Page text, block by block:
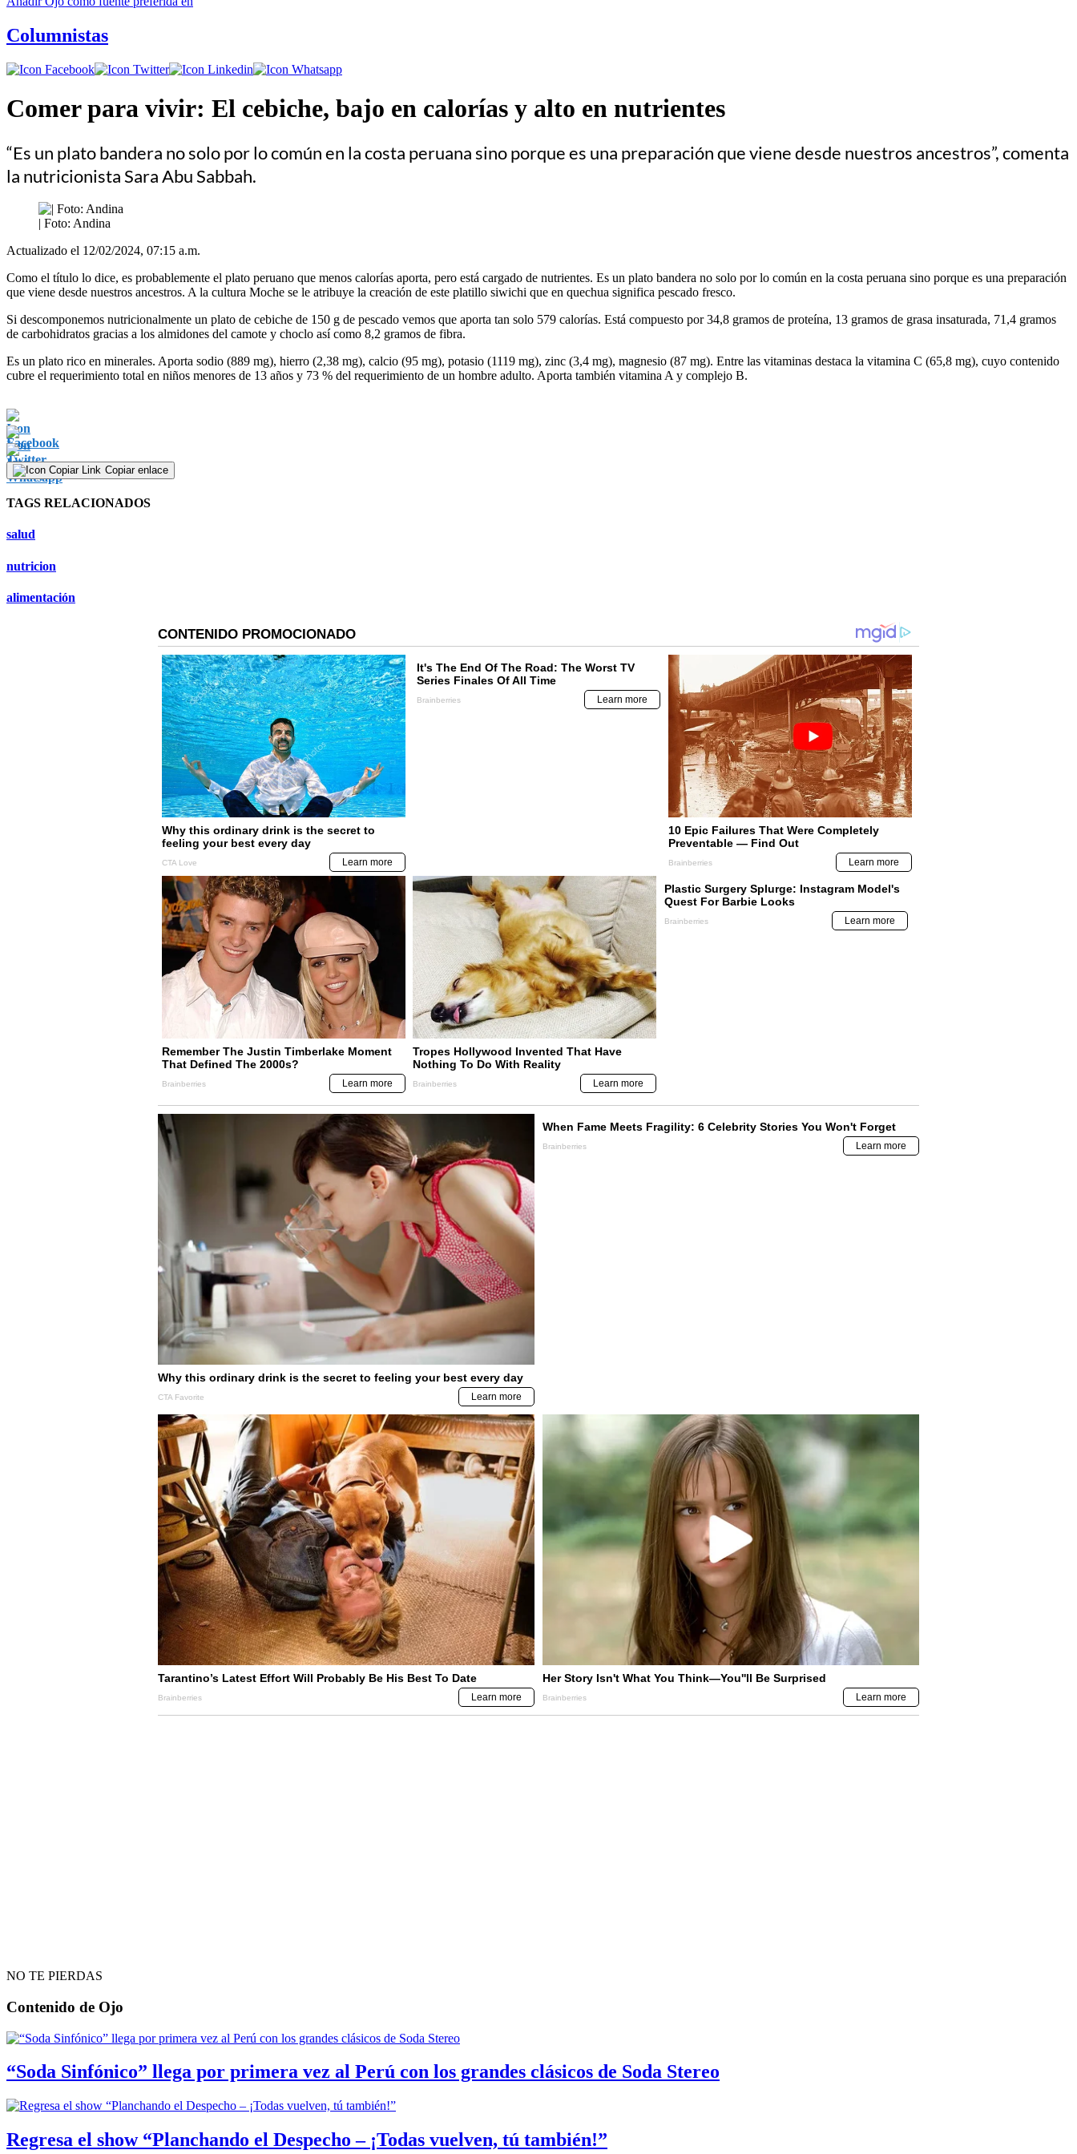
Columnistas
Comer para vivir: El cebiche, bajo en calorías y alto en nutrientes
“Es un plato bandera no solo por lo común en la costa peruana sino porque es una preparación que viene desde nuestros ancestros”, comenta
la nutricionista Sara Abu Sabbah.
| Foto: Andina
Actualizado el 12/02/2024, 07:15 a.m.
Como el título lo dice, es probablemente el plato peruano que menos calorías aporta, pero está cargado de nutrientes. Es un plato bandera no solo por lo común en la costa peruana sino porque es una preparación
que viene desde nuestros ancestros. A la cultura Moche se le atribuye la creación de este platillo siwichi que en quechua significa pescado fresco.
Si descomponemos nutricionalmente un plato de cebiche de 150 g de pescado vemos que aporta tan solo 579 calorías. Está compuesto por 34,8 gramos de proteína, 13 gramos de grasa insaturada, 71,4 gramos
de carbohidratos gracias a los almidones del camote y choclo así como 8,2 gramos de fibra.
Es un plato rico en minerales. Aporta sodio (889 mg), hierro (2,38 mg), calcio (95 mg), potasio (1119 mg), zinc (3,4 mg), magnesio (87 mg). Entre las vitaminas destaca la vitamina C (65,8 mg), cuyo contenido
cubre el requerimiento total en niños menores de 13 años y 73 % del requerimiento de un hombre adulto. Aporta también vitamina A y complejo B.
Copiar enlace
TAGS RELACIONADOS
salud
nutricion
alimentación
NO TE PIERDAS
Contenido de Ojo
“Soda Sinfónico” llega por primera vez al Perú con los grandes clásicos de Soda Stereo
Regresa el show “Planchando el Despecho – ¡Todas vuelven, tú también!”